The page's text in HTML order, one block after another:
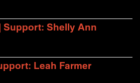
Support: Shelly Ann
Leah Farmer